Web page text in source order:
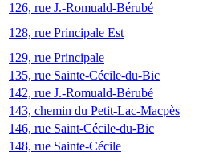
126, rue J.-Romuald-Bérubé
128, rue Principale Est
129, rue Principale
135, rue Sainte-Cécile-du-Bic
142, rue J.-Romuald-Bérubé
143, chemin du Petit-Lac-Macpès
146, rue Saint-Cécile-du-Bic
148, rue Sainte-Cécile